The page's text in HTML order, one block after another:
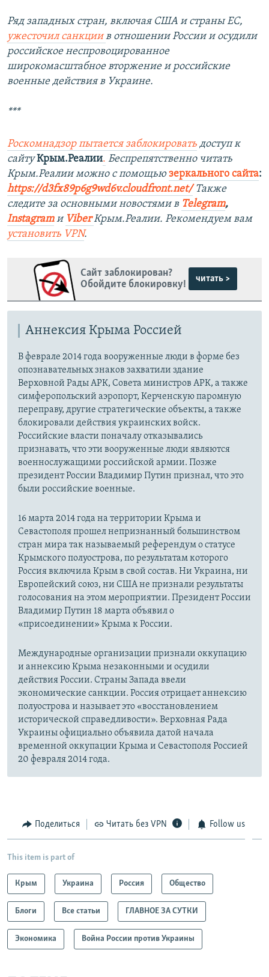
Ряд западных стран, включая США и страны ЕС,
ужесточил санкциив отношении России и осудили
российское неспровоцированное
широкомасштабное вторжение и российские
военные действия в Украине.
***
Роскомнадзор пытается заблокировать доступ к
сайтуКрым.Реалии. Беспрепятственно читать
Крым.Реалии можно с помощью зеркального сайта:
https://d3fx89p6g9wd6v.cloudfront.net/ Также
следите за основными новостями в Telegram,
Instagram и ViberКрым.Реалии. Рекомендуем вам
установить VPN.
Сайт заблокирован?
Обойдите блокировку!
читать >
Аннексия Крыма Россией
В феврале 2014 года вооруженные люди в форме без
опознавательных знаков захватили здание
Верховной Рады АРК, Совета министров АРК, а также
симферопольский аэропорт, Керченскую паромную
переправу, другие стратегические объекты, а также
блокировали действия украинских войск.
Российские власти поначалу отказывались
признавать, что эти вооруженные люди являются
военнослужащими российской армии. Позже
президент России Владимир Путин признал, что это
были российские военные.
16 марта 2014 года на территории Крыма и
Севастополя прошел непризнанный большинством
стран мира так называемый референдум о статусе
Крымского полуострова, по результатам которого
Россия включила Крым в свой состав. Ни Украина, ни
Европейский союз, ни США не признали результаты
голосования на этом мероприятии. Президент России
Владимир Путин 18 марта объявил о
«присоединении» Крыма к России.
Международные организации признали оккупацию
и аннексию Крыма незаконными и осудили
действия России. Страны Запада ввели
экономические санкции. Россия отрицает аннексию
полуострова и называет это «восстановлением
исторической справедливости». Верховная Рада
Украины официально объявила датой начала
временной оккупации Крыма и Севастополя Россией
20 февраля 2014 года.
Поделиться Читать без VPN Follow us
This item is part of
Крым Украина Россия Общество
Блоги Все статьи ГЛАВНОЕ ЗА СУТКИ
Экономика Война России против Украины